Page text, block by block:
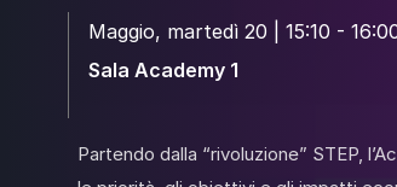
Maggio, martedì 20 | 15:10 -
Sala Academy 1
Partendo dalla “rivoluzione” STEP,